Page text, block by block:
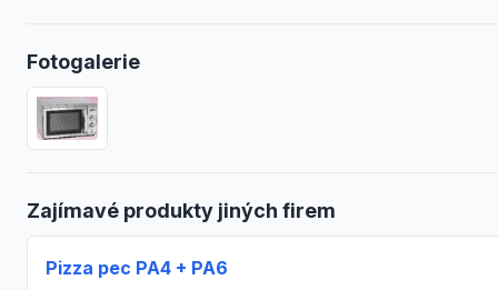
Fotogalerie
Zajímavé produkty jiných firem
Pizza pec PA4 + PA6